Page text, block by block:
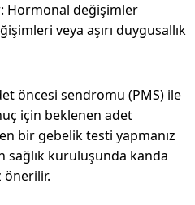
Hormonal değişimler
veya aşırı duygusallık
öncesi sendromu (PMS) ile
için beklenen adet
bir gebelik testi yapmanız
sağlık kuruluşunda kanda
önerilir.